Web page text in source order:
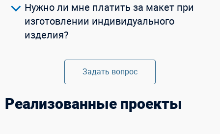
Нужно ли мне платить за макет при
изготовлении индивидуального
изделия?
Задать вопрос
Реализованные проекты